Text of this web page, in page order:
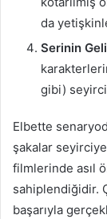
da
Serinin
gibi)
Elbette
şakalar
filmlerinde asıl
sahiplendiğidir.
başarıyla